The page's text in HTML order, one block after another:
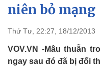
Đảng
Tổ chức nhân sự
Nhận diện sự thật
niên bỏ mạng
Thứ Tư, 22:27, 18/12/2013
VOV.VN -Mâu thuẫn
ngay sau đó đã bị đối